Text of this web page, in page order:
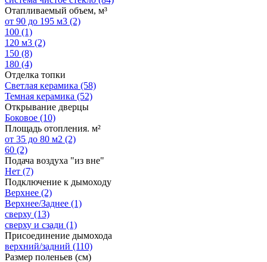
Отапливаемый объем, м³
от 90 до 195 м3 (2)
100 (1)
120 м3 (2)
150 (8)
180 (4)
Отделка топки
Светлая керамика (58)
Темная керамика (52)
Открывание дверцы
Боковое (10)
Площадь отопления. м²
от 35 до 80 м2 (2)
60 (2)
Подача воздуха "из вне"
Нет (7)
Подключение к дымоходу
Верхнее (2)
Верхнее/Заднее (1)
сверху (13)
сверху и сзади (1)
Присоединение дымохода
верхний/задний (110)
Размер поленьев (см)